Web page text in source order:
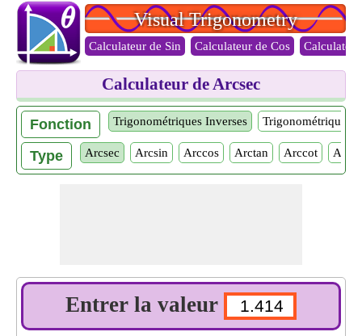
Visual Trigonometry
Calculateur de Sin Calculateur de Cos
Calculateur de Arcsec
Fonction Trigonométriques Inverses Trigonométriques
Type Arcsec Arcsin Arccos Arctan Arccot
Entrer la valeur